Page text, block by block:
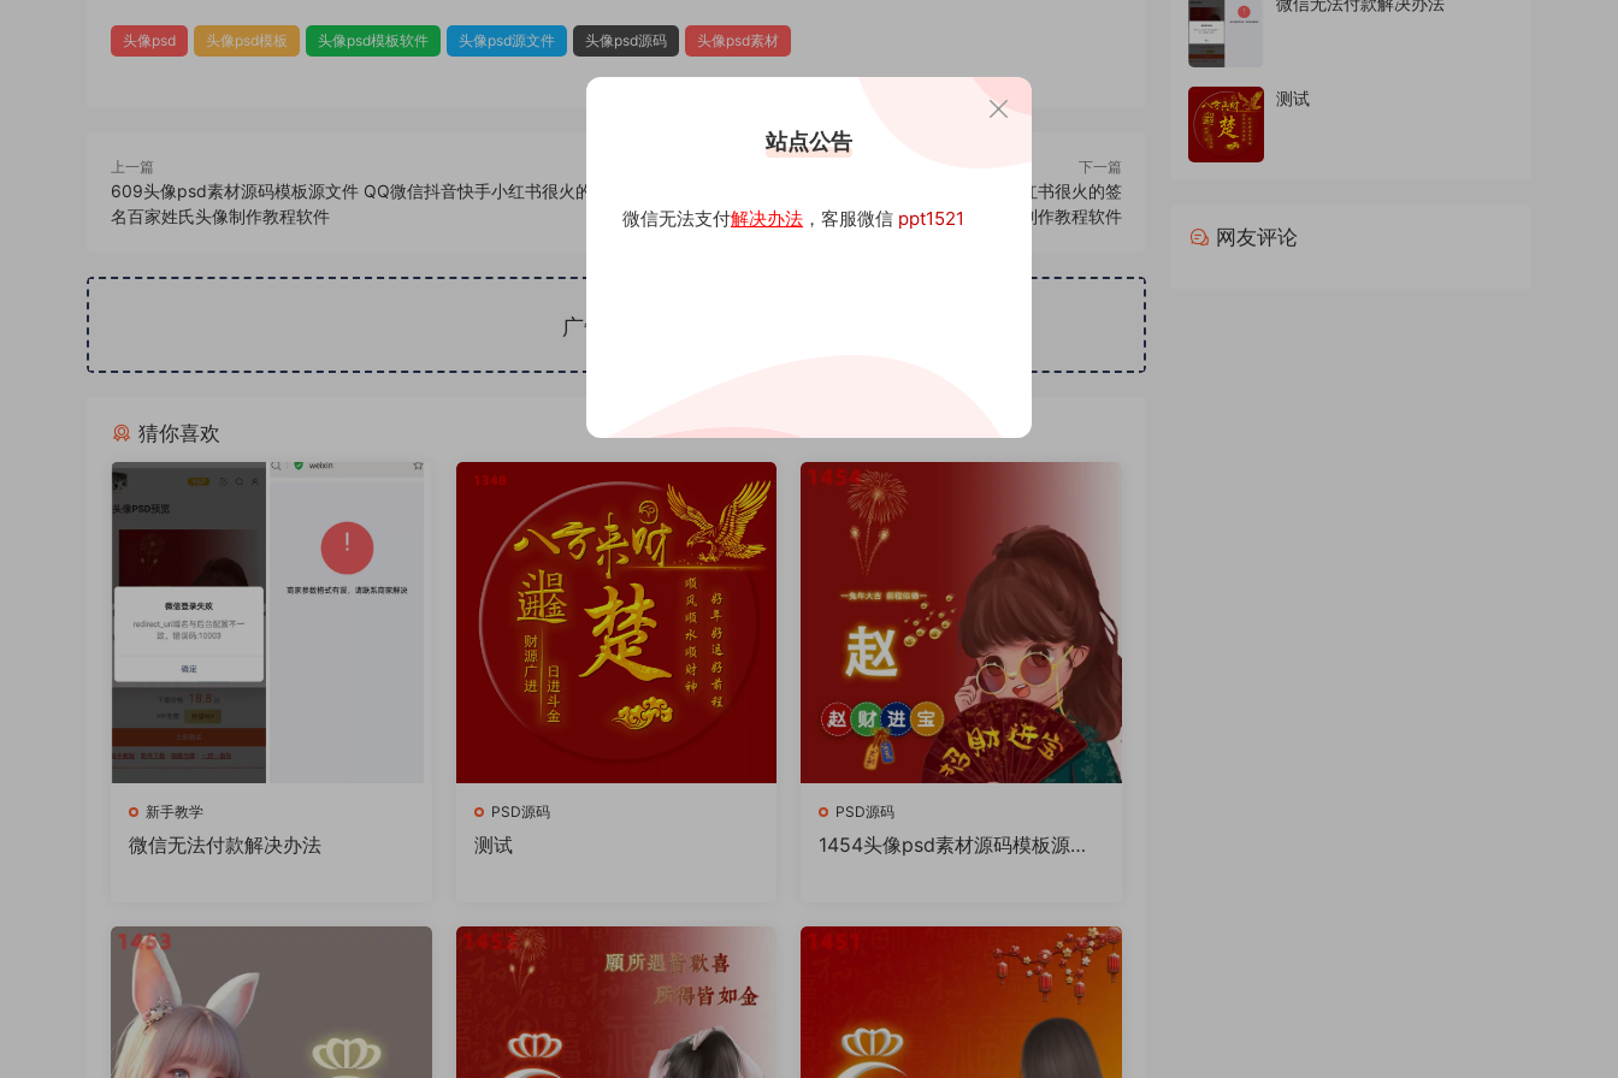
头像psd 头像psd模板 头像psd模板软件 头像psd源文件 头像psd源码 头像psd素材
上一篇
609头像psd素材源码模板源文件 QQ微信抖音快手小红书很火的签
名百家姓氏头像制作教程软件
下一篇
611头像psd素材源码模板源文件 QQ微信抖音快手小红书很火的签
名百家姓氏头像制作教程软件
广告位招租
猜你喜欢
新手教学
微信无法付款解决办法
PSD源码
测试
PSD源码
1454头像psd素材源码模板源文
测试
网友评论
站点公告
微信无法支付解决办法 ，客服微信 ppt1521